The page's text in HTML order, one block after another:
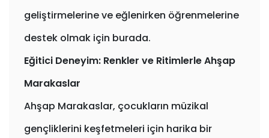
geliştirmelerine ve eğlenirken öğrenmelerine
destek olmak için burada.
Eğitici Deneyim: Renkler ve Ritimlerle Ahşap
Marakaslar
Ahşap Marakaslar, çocukların müzikal
gençliklerini keşfetmeleri için harika bir